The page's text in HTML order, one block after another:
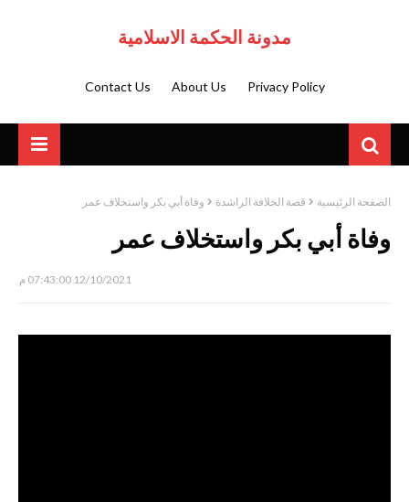
مدونة الحكمة الاسلامية
Privacy Policy
About Us
Contact Us
الصفحة الرئيسية قصة الخلافة الراشدة وفاة أبي بكر واستخلاف عمر
وفاة أبي بكر واستخلاف عمر
12/10/2021 07:43:00 م